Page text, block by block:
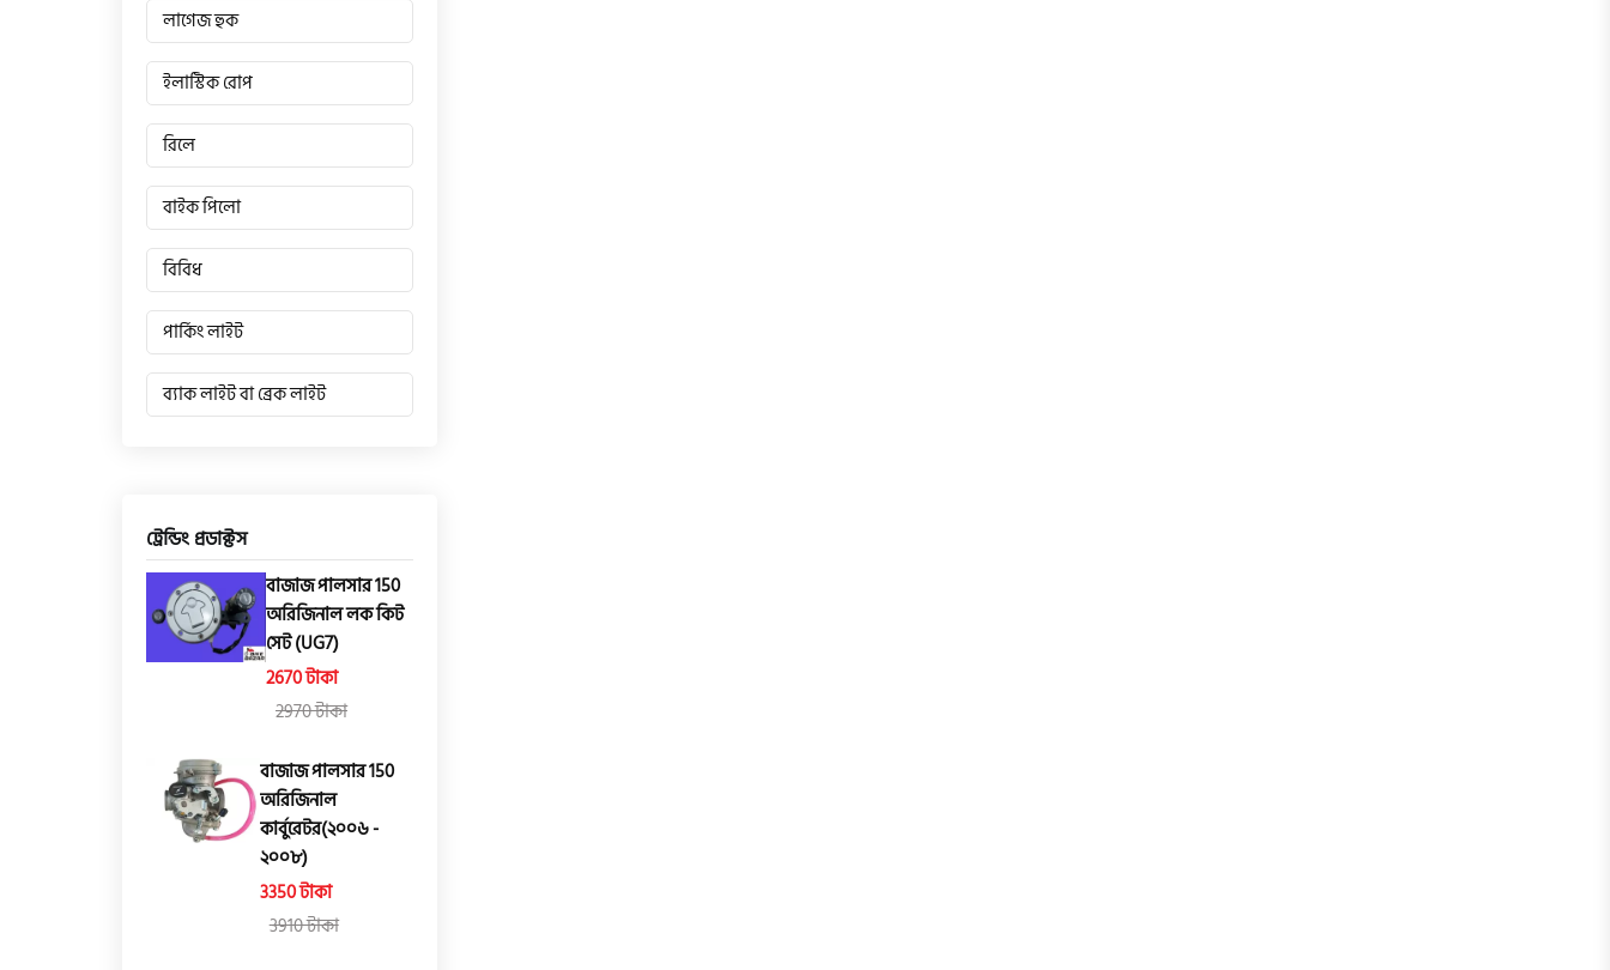
লাগেজ হুক
ইলাস্টিক রোপ
রিলে
বাইক পিলো
বিবিধ
পার্কিং লাইট
ব্যাক লাইট বা ব্রেক লাইট
ট্রেন্ডিং প্রডাক্টস
বাজাজ পালসার 150
অরিজিনাল লক কিট
সেট (UG7)
2670 টাকা
2970 টাকা
বাজাজ পালসার 150
অরিজিনাল
কার্বুরেটর(২০০৬ -
২০০৮)
3350 টাকা
3910 টাকা